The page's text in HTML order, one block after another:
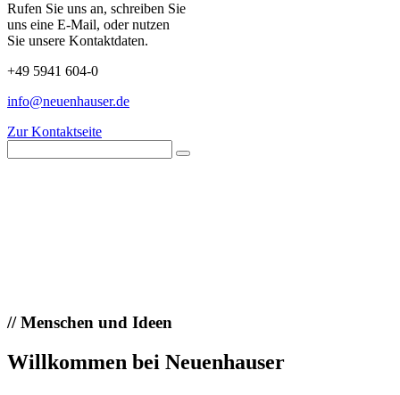
Rufen Sie uns an, schreiben Sie
uns eine E-Mail, oder nutzen
Sie unsere Kontaktdaten.
+49 5941 604-0
info@neuenhauser.de
Zur Kontaktseite
//Menschen und Ideen
Willkommen bei Neuenhauser